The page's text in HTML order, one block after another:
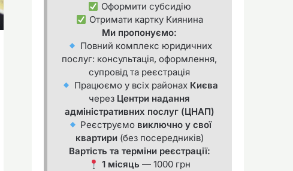
Оформити субсидію
Отримати картку Киянина
Ми пропонуємо:
Повний комплекс юридичних
послуг: консультація, оформлення,
супровід та реєстрація
Працюємо у всіх районах Києва
через Центри надання
адміністративних послуг (ЦНАП)
Реєструємо виключно у свої
квартири(без посередників)
Вартість та терміни реєстрації:
1 місяць — 1000 грн